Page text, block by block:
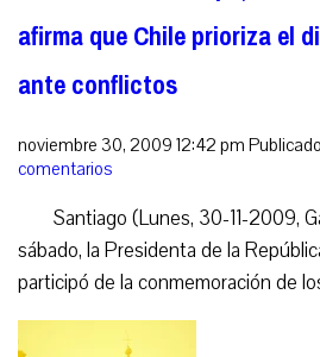
afirma que Chile prioriza el
ante conflictos
noviembre 30, 2009 12:42 pm
comentarios
Santiago (Lunes, 30-11-2009,
sábado, la Presidenta de la
participó de la conmemoración de